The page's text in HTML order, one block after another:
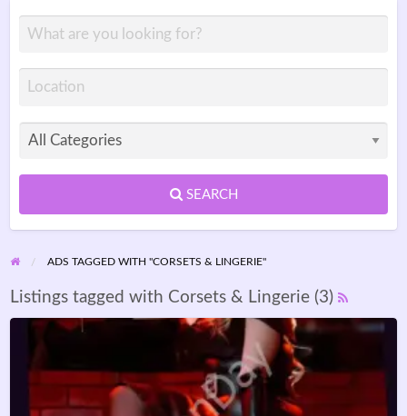
SEARCH
ADS TAGGED WITH "CORSETS & LINGERIE"
Listings tagged with Corsets & Lingerie (3)